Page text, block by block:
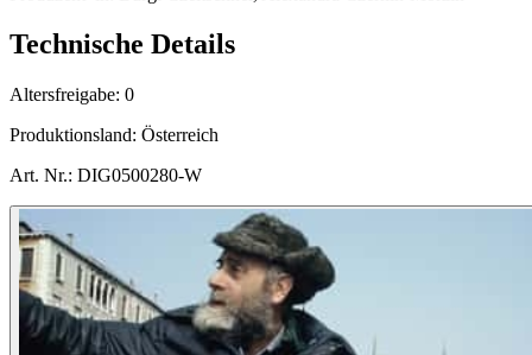
Technische Details
Altersfreigabe: 0
Produktionsland: Österreich
Art. Nr.: DIG0500280-W